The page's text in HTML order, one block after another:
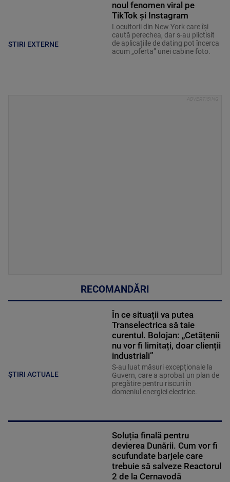
STIRI EXTERNE
noul fenomen viral pe
TikTok și Instagram
Locuitorii din New York care își
caută perechea, dar s-au plictisit
de aplicațiile de dating pot încerca
acum „oferta” unei cabine foto.
RECOMANDĂRI
ȘTIRI ACTUALE
În ce situații va putea
Transelectrica să taie
curentul. Bolojan: „Cetățenii
nu vor fi limitați, doar clienții
industriali”
S-au luat măsuri excepționale la
Guvern, care a aprobat un plan de
pregătire pentru riscuri în
domeniul energiei electrice.
Soluția finală pentru
devierea Dunării. Cum vor fi
scufundate barjele care
trebuie să salveze Reactorul
2 de la Cernavodă